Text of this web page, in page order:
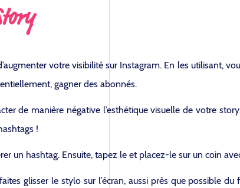
votre visibilité sur Instagram. En les utilisant,
gagner des abonnés.
de manière négative l’esthétique visuelle de votre
!
un hashtag. Ensuite, tapez le et placez-le sur un coin
glisser le stylo sur l’écran, aussi près que possible du